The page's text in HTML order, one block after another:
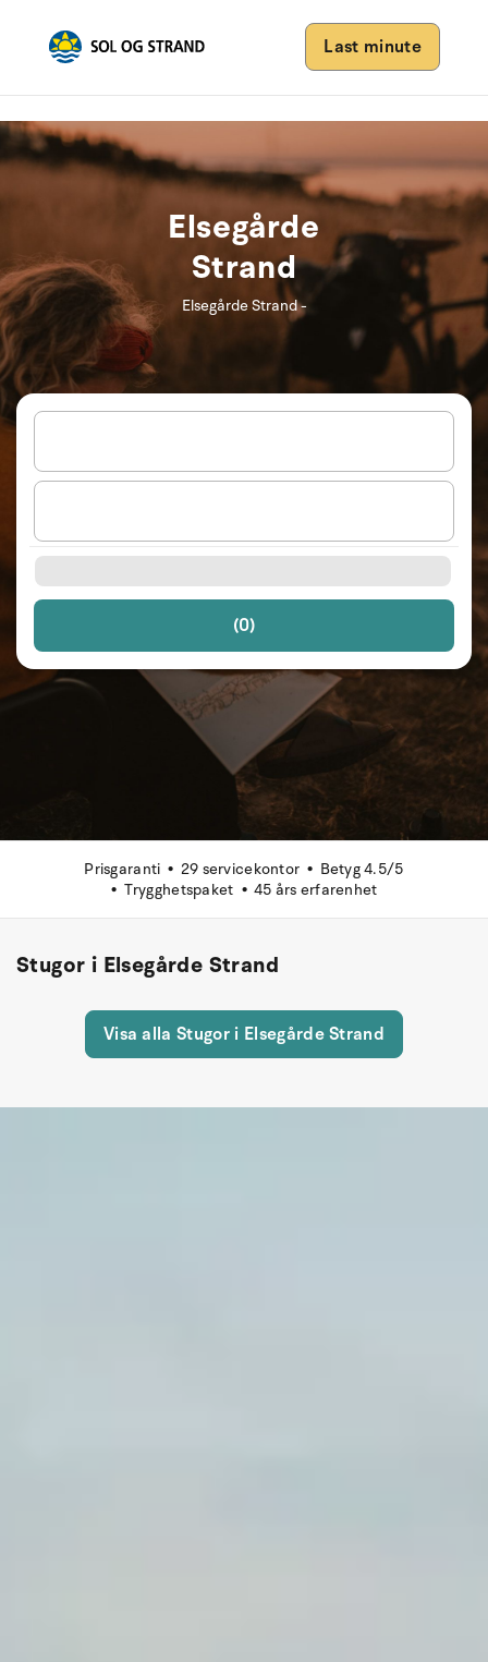
Last minute
(0)
Elsegårde
Strand
Elsegårde Strand -
Prisgaranti 29 servicekontor
Betyg 4.5/5
Trygghetspaket
45 års erfarenhet
Stugor i Elsegårde Strand
Visa alla Stugor i Elsegårde Strand